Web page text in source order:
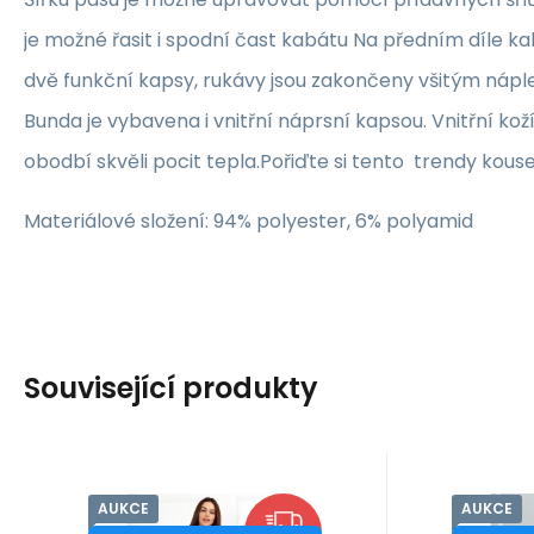
je možné řasit i spodní čast kabátu Na předním díle
dvě funkční kapsy, rukávy jsou zakončeny všitým
Bunda je vybavena i vnitřní náprsní kapsou. Vnitřní
obodbí skvěli pocit tepla.Pořiďte si tento trendy
Materiálové složení: 94% polyester, 6% polyamid
Související produkty
AUKCE
Merce Kód: i10_P63970
Kód dod.:
Záruka2 roky
Skladem - expedice ihned
AUKCE
Kesi